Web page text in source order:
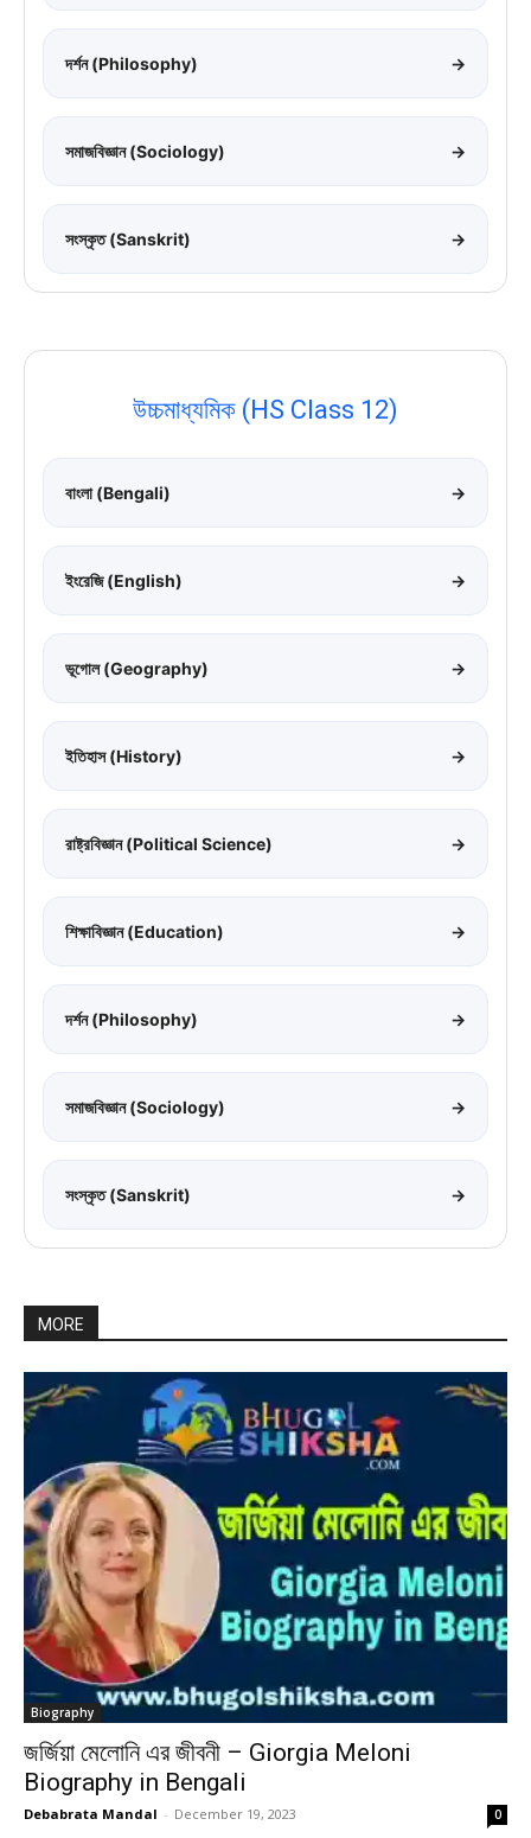
দর্শন (Philosophy) →
সমাজবিজ্ঞান (Sociology) →
সংস্কৃত (Sanskrit) →
উচ্চমাধ্যমিক (HS Class 12)
বাংলা (Bengali) →
ইংরেজি (English) →
ভূগোল (Geography) →
ইতিহাস (History) →
রাষ্ট্রবিজ্ঞান (Political Science) →
শিক্ষাবিজ্ঞান (Education) →
দর্শন (Philosophy) →
সমাজবিজ্ঞান (Sociology) →
সংস্কৃত (Sanskrit) →
MORE
Biography
জর্জিয়া মেলোনি এর জীবনী – Giorgia Meloni
Biography in Bengali
Debabrata Mandal - December 19, 2023 0